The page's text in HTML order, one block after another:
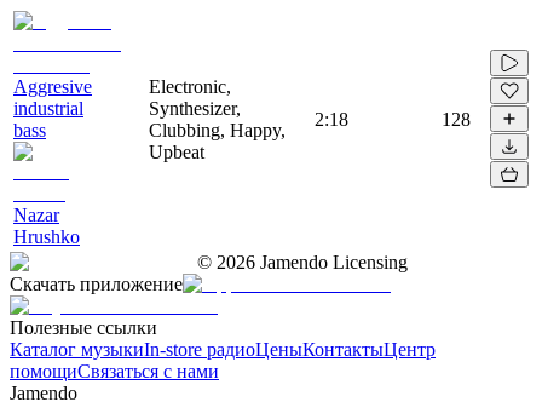
Aggresive
industrial
bass
Nazar
Hrushko
Electronic,
Synthesizer,
Clubbing, Happy,
Upbeat
2:18 128
© 2026 Jamendo Licensing
Скачать приложение
Полезные ссылки
Каталог музыкиIn-store радиоЦеныКонтактыЦентр
помощиСвязаться с нами
Jamendo